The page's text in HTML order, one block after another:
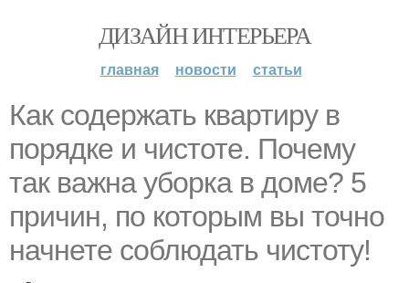
ДИЗАЙН ИНТЕРЬЕРА
главная новости статьи
Как содержать квартиру в
порядке и чистоте. Почему
так важна уборка в доме? 5
причин, по которым вы точно
начнете соблюдать чистоту!